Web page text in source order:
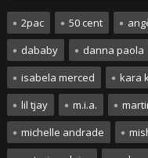
2pac 50 cent
dababy
danna paola
isabela merced
kara
lil tjay
m.i.a.
michelle andrade